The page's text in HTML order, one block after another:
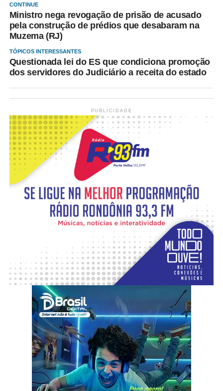
CONTINUE
Ministro nega revogação de prisão de acusado
pela construção de prédios que desabaram na
Muzema (RJ)
TÓPICOS INTERESSANTES
Questionada lei do ES que condiciona promoção
dos servidores do Judiciário a receita do estado
PUBLICIDADE